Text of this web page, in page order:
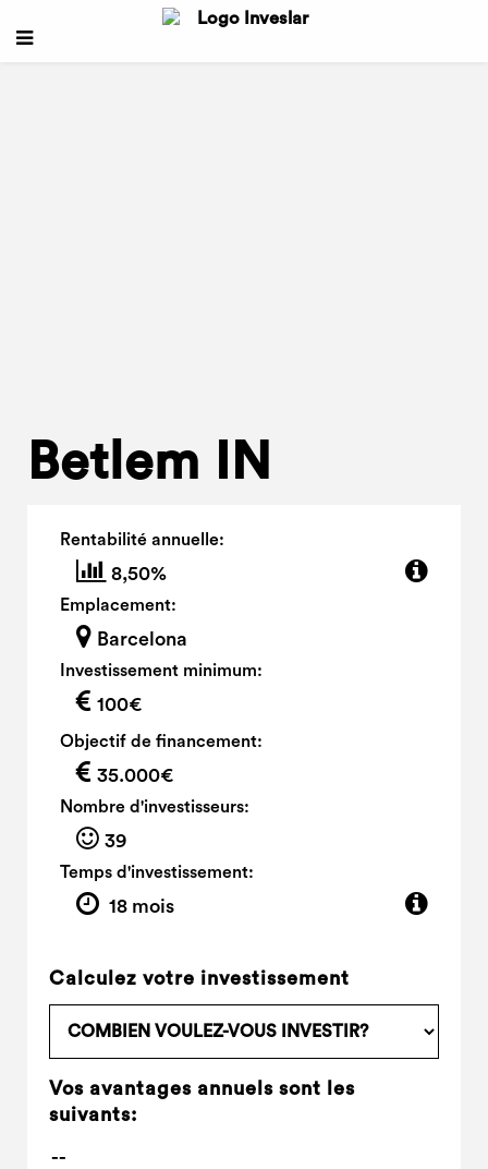
Betlem IN
Rentabilité annuelle:
8,50%
Emplacement:
Barcelona
Investissement minimum:
100€
Objectif de financement:
35.000€
Nombre d'investisseurs:
39
Temps d'investissement:
18 mois
Calculez votre investissement
Vos avantages annuels sont les
suivants: